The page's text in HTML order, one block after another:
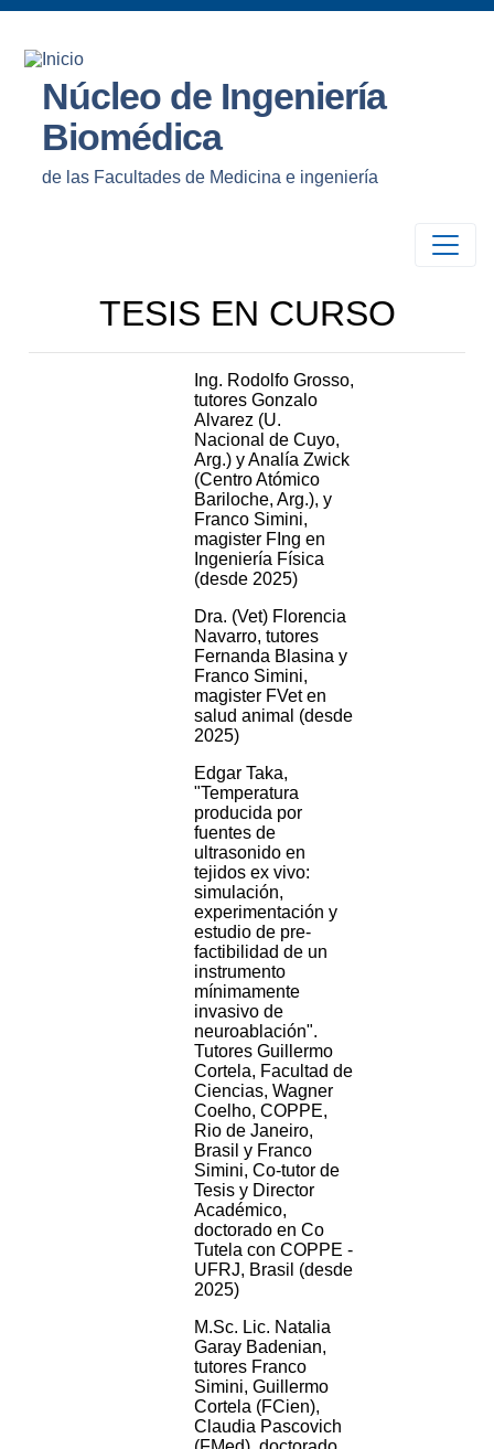
Núcleo de Ingeniería
Biomédica
de las Facultades de Medicina e ingeniería
TESIS EN CURSO
Ing. Rodolfo Grosso,
tutores Gonzalo
Alvarez (U.
Nacional de Cuyo,
Arg.) y Analía Zwick
(Centro Atómico
Bariloche, Arg.), y
Franco Simini,
magister FIng en
Ingeniería Física
(desde 2025)
Dra. (Vet) Florencia
Navarro, tutores
Fernanda Blasina y
Franco Simini,
magister FVet en
salud animal (desde
2025)
Edgar Taka,
"Temperatura
producida por
fuentes de
ultrasonido en
tejidos ex vivo:
simulación,
experimentación y
estudio de pre-
factibilidad de un
instrumento
mínimamente
invasivo de
neuroablación".
Tutores Guillermo
Cortela, Facultad de
Ciencias, Wagner
Coelho, COPPE,
Rio de Janeiro,
Brasil y Franco
Simini, Co-tutor de
Tesis y Director
Académico,
doctorado en Co
Tutela con COPPE -
UFRJ, Brasil (desde
2025)
M.Sc. Lic. Natalia
Garay Badenian,
tutores Franco
Simini, Guillermo
Cortela (FCien),
Claudia Pascovich